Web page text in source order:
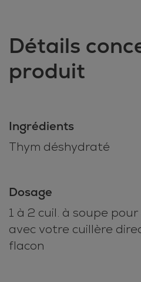
Détails
produit
Ingrédients
Thym déshydraté
Dosage
1 à 2 cuil. à soupe
avec votre cuillère
flacon